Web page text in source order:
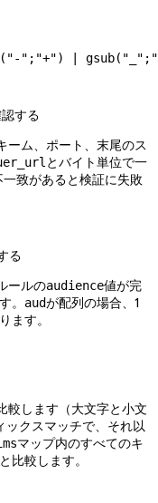
| gsub("_";"/
する
ーム、ポート、末尾のス
とバイト単位で一
致があると検証に失敗
る
ールのaudience値が完
。
audが配列の場合、1
ます。
較します（大文字と小文
ックスマッチで、それ以
マップ内のすべてのキ
比較します。